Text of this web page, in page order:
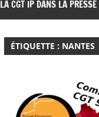
LA CGT IP DANS LA
ÉTIQUETTE : NANTES